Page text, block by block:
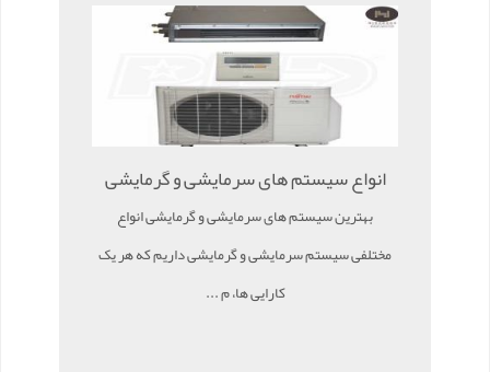
انواع سیستم های سرمایشی و گرمایشی
بهترین سیستم های سرمایشی و گرمایشی انواع
مختلفی سیستم سرمایشی و گرمایشی داریم که هر یک
کارایی ها، م ...